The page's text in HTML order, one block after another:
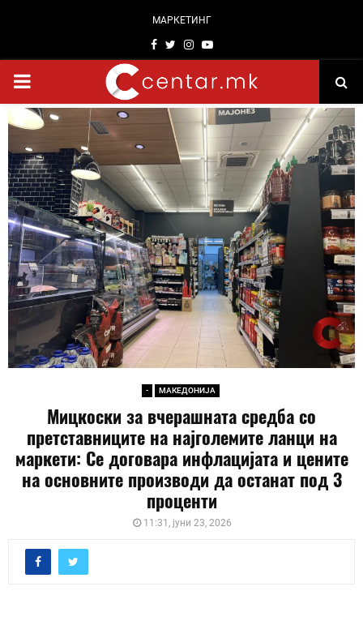
МАРКЕТИНГ
Facebook
TwitterInstagram
Youtube
PRIMARY
MENU
- МАКЕДОНИЈА
Мицкоски за вчерашната средба со
претставниците на најголемите ланци на
маркети: Се договара инфлацијата и цените
на основните производи да останат под 3
проценти
11:31, јуни 23, 2026